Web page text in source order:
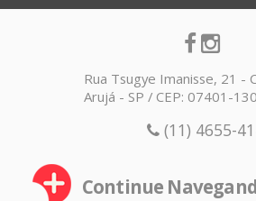
Rua Tsugye Imanisse, 21 -
Arujá - SP / CEP: 07401-130
(11) 4655-
Continue